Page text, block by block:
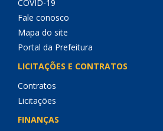
COVID-19
Fale conosco
Mapa do site
Portal da Prefeitura
LICITAÇÕES E CONTRATOS
Contratos
Licitações
FINANÇAS